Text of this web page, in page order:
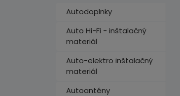
Autodoplnky
Auto Hi-Fi - inštalačný
materiál
Auto-elektro inštalačný
materiál
Autoantény